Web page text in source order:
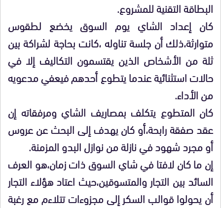
البطاقة التقنية للمشروع.
كان إعداد الشاي يوم السوق يخضع لطقوس
متوارثة،ذلك أن جلسة تناوله ،كانت بحاجة لشراكة بين
ثلة من الأشخاص الذين يقتسمون التكاليف إلا في
حالات استثنائية عندما يتطوع أحدهم فيعفي مدعويه
من الأداء.
كان المتطوع يتكلف بمصاريف الشاي ومرفقاته إن
عقد صفقة رابحة،أو كان يهدف إلى البحث عن عروس
أو مجرد شهود في نازلة من نوازل البدو المزمنة.
إن ما كان لافتا في شاي السوق ذات زمان،هو العرف
السائد بين التجار والمتسوقين،حيث اعتاد هؤلاء التجار
أن يحولوا قوالب السكر إلى مجزوءات تتلاءم مع رغبة